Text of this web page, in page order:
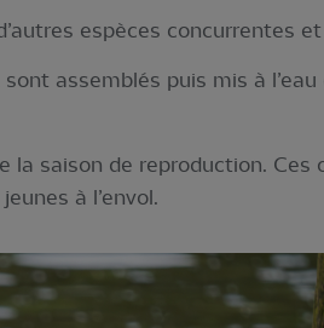
espèces concurrentes
assemblés puis mis à l’eau
saison de reproduction. Ces
à l’envol.